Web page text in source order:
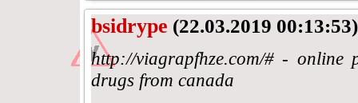
bsidrype (22.03.2019 00:13:53)
http://viagrapfhze.com/# -
drugs from canada